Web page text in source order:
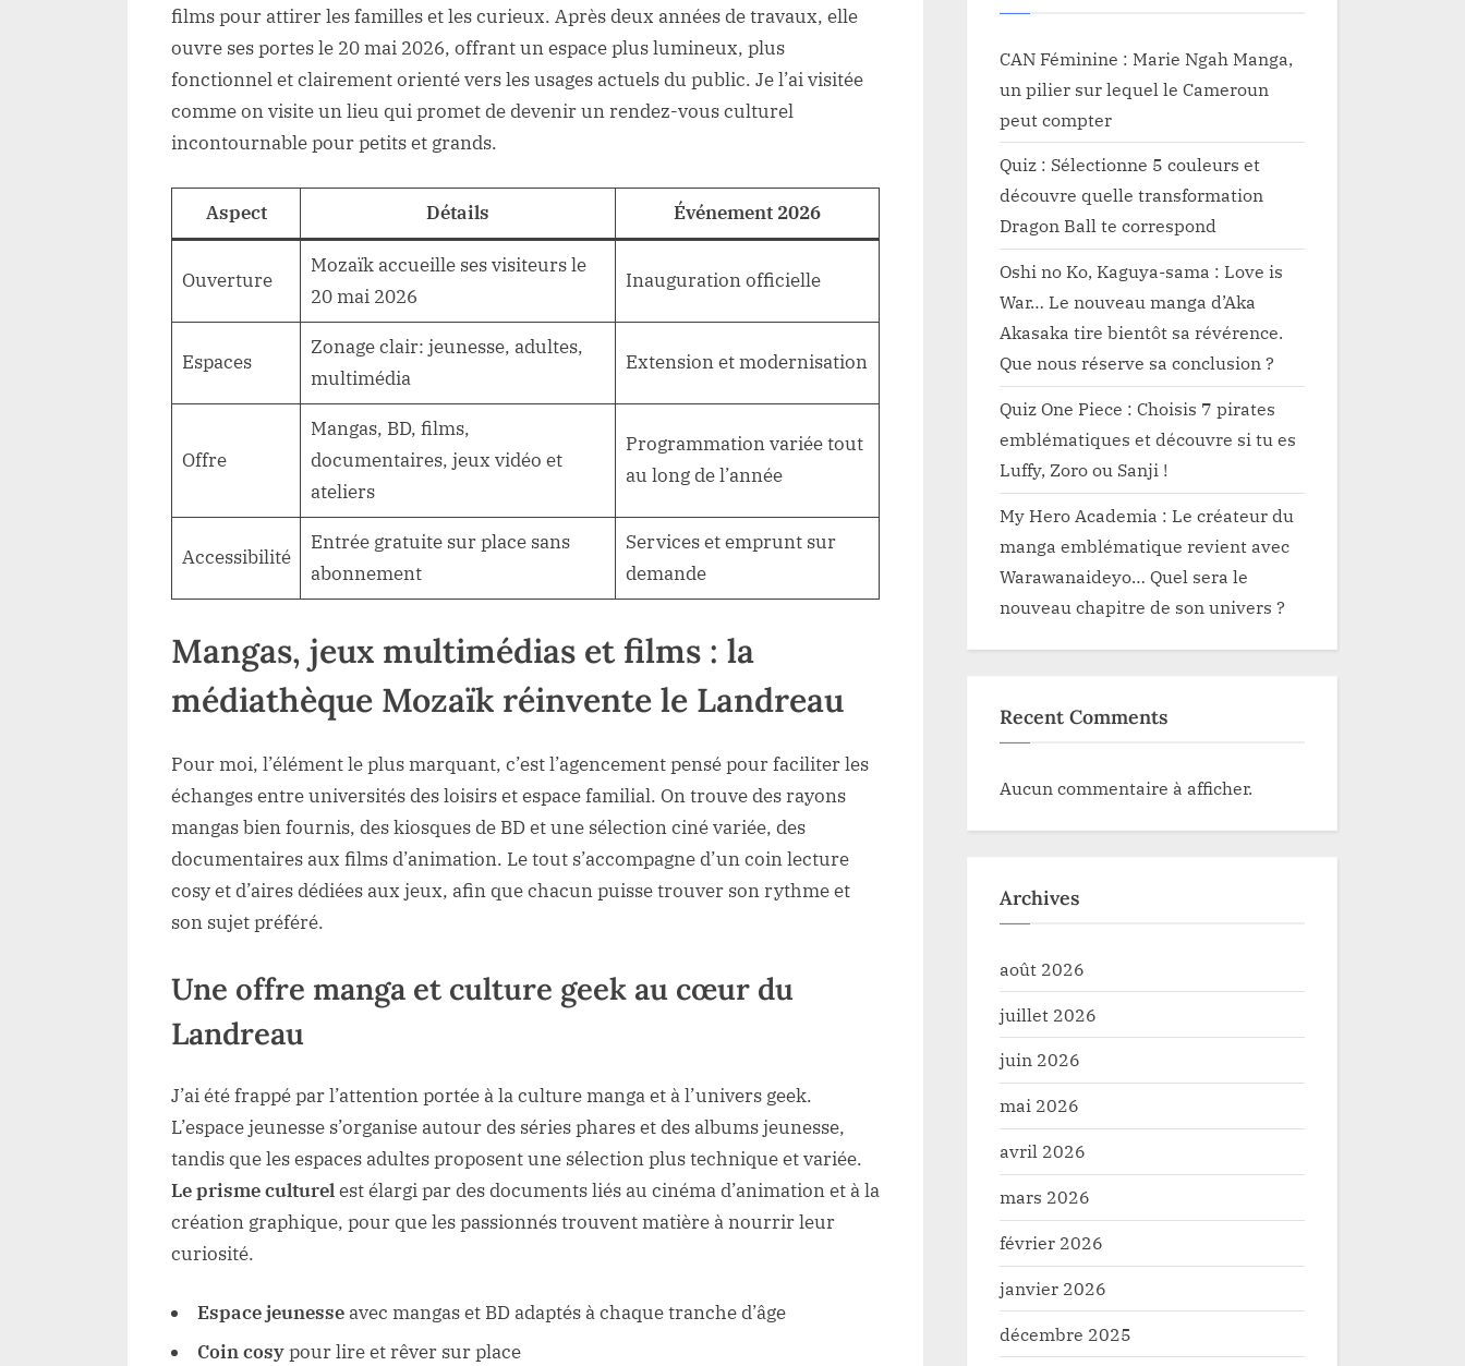
films pour attirer les familles et les curieux. Après deux années de travaux, elle
ouvre ses portes le 20 mai 2026, offrant un espace plus lumineux, plus
fonctionnel et clairement orienté vers les usages actuels du public. Je l’ai visitée
comme on visite un lieu qui promet de devenir un rendez-vous culturel
incontournable pour petits et grands.
Aspect Détails Événement 2026
Ouverture
Mozaïk accueille ses visiteurs le
20 mai 2026
Inauguration officielle
Espaces
Zonage clair: jeunesse, adultes,
multimédia
Extension et modernisation
Offre
Mangas, BD, films,
documentaires, jeux vidéo et
ateliers
Programmation variée tout
au long de l’année
Accessibilité
Entrée gratuite sur place sans
abonnement
Services et emprunt sur
demande
Mangas, jeux multimédias et films : la
médiathèque Mozaïk réinvente le Landreau
Pour moi, l’élément le plus marquant, c’est l’agencement pensé pour faciliter les
échanges entre universités des loisirs et espace familial. On trouve des rayons
mangas bien fournis, des kiosques de BD et une sélection ciné variée, des
documentaires aux films d’animation. Le tout s’accompagne d’un coin lecture
cosy et d’aires dédiées aux jeux, afin que chacun puisse trouver son rythme et
son sujet préféré.
Une offre manga et culture geek au cœur du
Landreau
J’ai été frappé par l’attention portée à la culture manga et à l’univers geek.
L’espace jeunesse s’organise autour des séries phares et des albums jeunesse,
tandis que les espaces adultes proposent une sélection plus technique et variée.
Le prisme culturelest élargi par des documents liés au cinéma d’animation et à la
création graphique, pour que les passionnés trouvent matière à nourrir leur
curiosité.
Espace jeunesse avec mangas et BD adaptés à chaque tranche d’âge
Coin cosypour lire et rêver sur place
CAN Féminine : Marie Ngah Manga,
un pilier sur lequel le Cameroun
peut compter
Quiz : Sélectionne 5 couleurs et
découvre quelle transformation
Dragon Ball te correspond
Oshi no Ko, Kaguya-sama : Love is
War… Le nouveau manga d’Aka
Akasaka tire bientôt sa révérence.
Que nous réserve sa conclusion ?
Quiz One Piece : Choisis 7 pirates
emblématiques et découvre si tu es
Luffy, Zoro ou Sanji !
My Hero Academia : Le créateur du
manga emblématique revient avec
Warawanaideyo… Quel sera le
nouveau chapitre de son univers ?
Recent Comments
Aucun commentaire à afficher.
Archives
août 2026
juillet 2026
juin 2026
mai 2026
avril 2026
mars 2026
février 2026
janvier 2026
décembre 2025